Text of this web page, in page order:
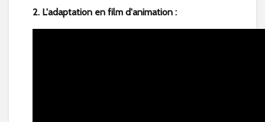
2. L'adaptation en film d'animation :